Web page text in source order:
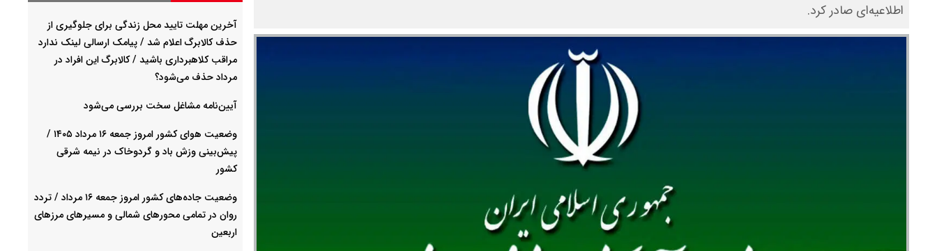
اطلاعیه‌ای صادر کرد.
آخرین مهلت تایید محل زندگی برای جلوگیری از
حذف کالابرگ اعلام شد / پیامک ارسالی لینک ندارد
مراقب کلاهبرداری باشید / کالابرگ این افراد در
مرداد حذف می‌شود؟
آیین‌نامه مشاغل سخت بررسی می‌شود
وضعیت هوای کشور امروز جمعه ۱۶ مرداد ۱۴۰۵ /
پیش‌بینی وزش باد و گردوخاک در نیمه شرقی
کشور
وضعیت جاده‌های کشور امروز جمعه ۱۶ مرداد / تردد
روان در تمامی محورهای شمالی و مسیرهای مرزهای
اربعین